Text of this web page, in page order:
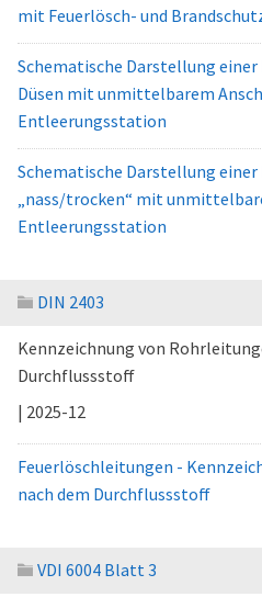
mit Feuerlösch- und
Schematische Darstellung
Düsen mit unmittelbarem
Entleerungsstation
Schematische Darstellung einer
„nass/trocken“ mit
Entleerungsstation
DIN 2403
Kennzeichnung von
Durchflussstoff
| 2025-12
Feuerlöschleitungen -
nach dem Durchflussstoff
VDI 6004 Blatt 3